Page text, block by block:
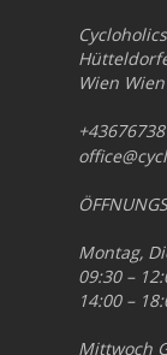
Wien Wien
Montag,
09:30 –
14:00 –
Mittwoch